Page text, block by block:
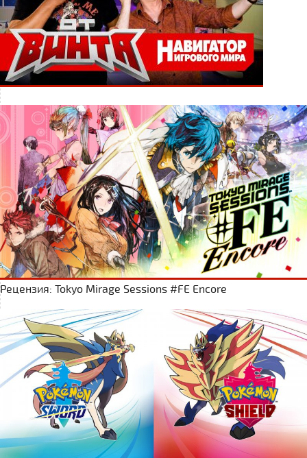
Рецензия: Tokyo Mirage Sessions #FE Encore